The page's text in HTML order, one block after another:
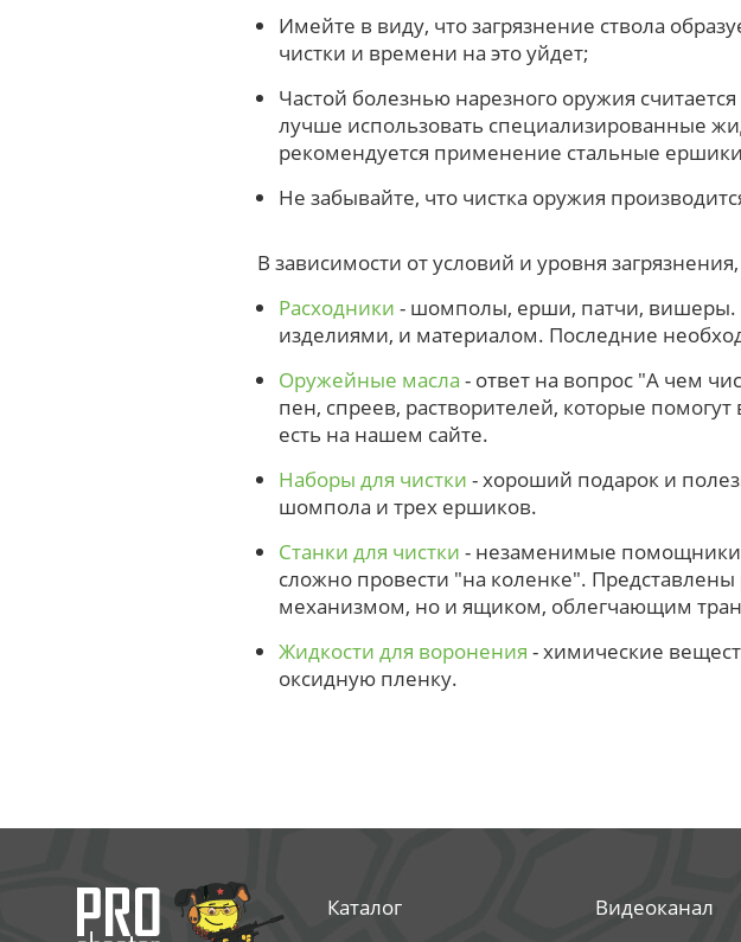
Имейте в виду, что загрязнение ствола
чистки и времени на это уйдет;
Частой болезнью нарезного оружия
лучше использовать специализированные
рекомендуется применение стальные
Не забывайте, что чистка оружия
В зависимости от условий и уровня
Расходники - шомполы, ерши, патчи, вишеры.
изделиями, и материалом. Последние
Оружейные масла - ответ на вопрос "А чем
пен, спреев, растворителей, которые
есть на нашем сайте.
Наборы для чистки - хороший подарок и
шомпола и трех ершиков.
Станки для чистки - незаменимые помощники
сложно провести "на коленке".
механизмом, но и ящиком, облегчающим
Жидкости для воронения - химические
оксидную пленку.
Каталог
Видеоканал